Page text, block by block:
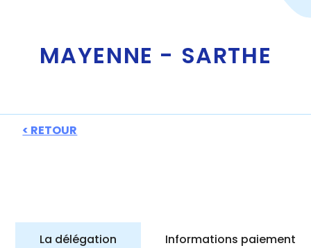
MAYENNE - SARTHE
< RETOUR
La délégation Informations paiement